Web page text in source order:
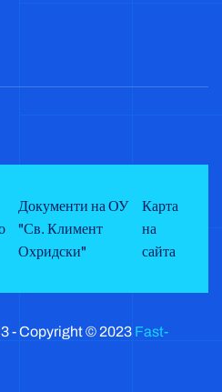
Документи на ОУ
"Св. Климент
Охридски"
Карта
на
сайта
- Copyright © 2023 Fast-